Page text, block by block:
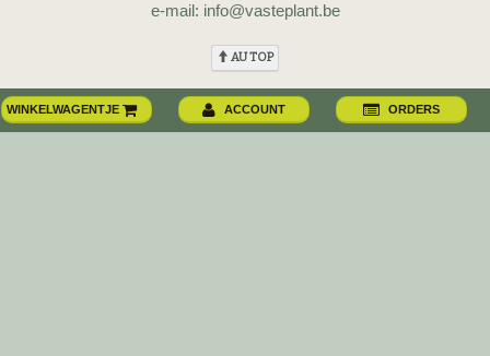
e-mail: info@vasteplant.be
AU TOP
WINKELWAGENTJE ACCOUNT ORDERS